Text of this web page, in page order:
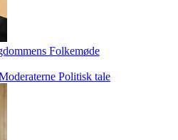
Folkemøde
Politisk tale